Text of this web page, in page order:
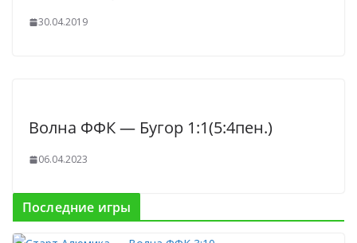
30.04.2019
Волна ФФК — Бугор 1:1(5:4пен.)
06.04.2023
Последние игры